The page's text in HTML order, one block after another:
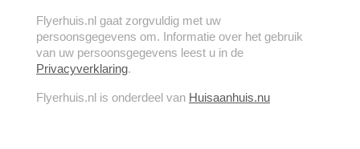
Flyerhuis.nl gaat zorgvuldig met uw
persoonsgegevens om. Informatie over het gebruik
van uw persoonsgegevens leest u in de
Privacyverklaring.
Flyerhuis.nl is onderdeel van Huisaanhuis.nu